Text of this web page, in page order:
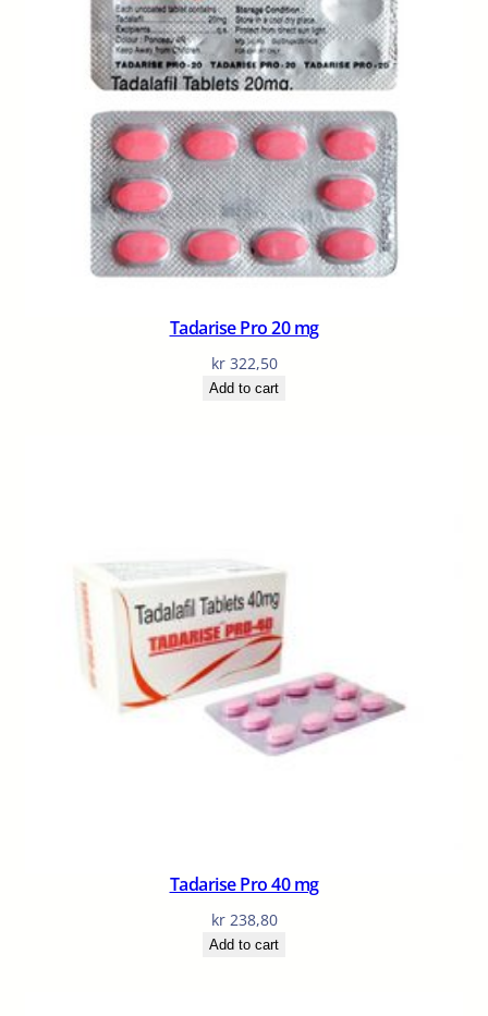
Tadarise Pro 20 mg
kr322,50
Add to cart
Tadarise Pro 40 mg
kr238,80
Add to cart